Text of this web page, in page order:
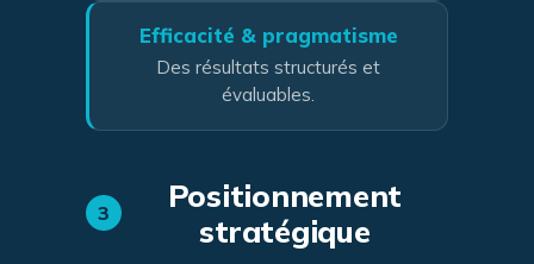
Efficacité & pragmatisme
Des résultats structurés et
évaluables.
3
Positionnement
stratégique